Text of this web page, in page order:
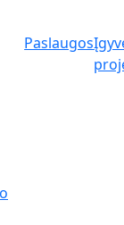
Paslaugos